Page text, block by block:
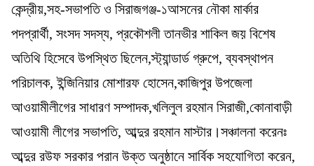
কেন্দ্রীয়,সহ-সভাপতি ও সিরাজগঞ্জ-১আসনের নৌকা মার্কার
পদপ্রার্থী, সংসদ সদস্য, প্রকৌশলী তানভীর শাকিল জয় বিশেষ
অতিথি হিসেবে উপস্থিত ছিলেন,স্ট্যান্ডার্ড গ্রুপে, ব্যবস্থাপন
পরিচালক, ইন্জিনিয়ার মোশারফ হোসেন,কাজিপুর উপজেলা
আওয়ামীলীগের সাধারণ সম্পাদক,খলিলুল রহমান সিরাজী,কোনাবাড়ী
আওয়ামী লীগের সভাপতি, আব্দুর রহমান মাস্টার।সঞ্চালনা করেনঃ
আব্দুর রউফ সরকার পরান উক্ত অনুষ্ঠানে সার্বিক সহযোগিতা করেন,